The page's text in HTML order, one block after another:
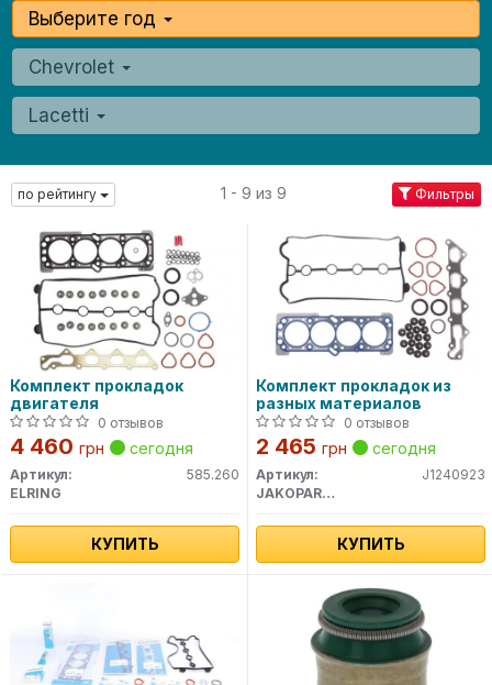
Выберите год
Chevrolet
Lacetti
по рейтингу 1 - 9 из 9 Фильтры
Комплект прокладок
двигателя
0 отзывов
4 460 грн сегодня
Артикул:
585.260
ELRING
КУПИТЬ
Комплект прокладок из
разных материалов
0 отзывов
2 465 грн сегодня
Артикул:
J1240923
JAKOPARTS
КУПИТЬ